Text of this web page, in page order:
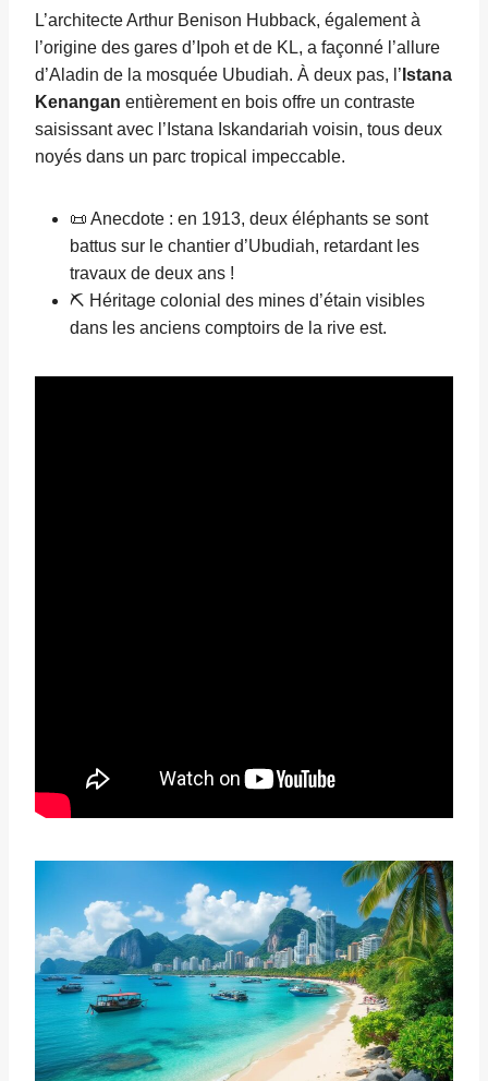
L’architecte Arthur Benison Hubback, également à
l’origine des gares d’Ipoh et de KL, a façonné l’allure
d’Aladin de la mosquée Ubudiah. À deux pas, l’ Istana
Kenangan entièrement en bois offre un contraste
saisissant avec l’Istana Iskandariah voisin, tous deux
noyés dans un parc tropical impeccable.
📜 Anecdote : en 1913, deux éléphants se sont
battus sur le chantier d’Ubudiah, retardant les
travaux de deux ans !
⛏️ Héritage colonial des mines d’étain visibles
dans les anciens comptoirs de la rive est.